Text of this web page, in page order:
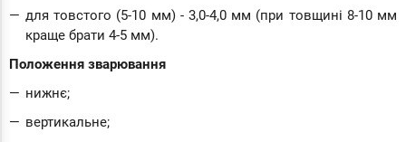
для товстого (5-10 мм) - 3,0-4,0 мм (при товщині 8-10 мм
краще брати 4-5 мм).
Положення зварювання
нижнє;
вертикальне;